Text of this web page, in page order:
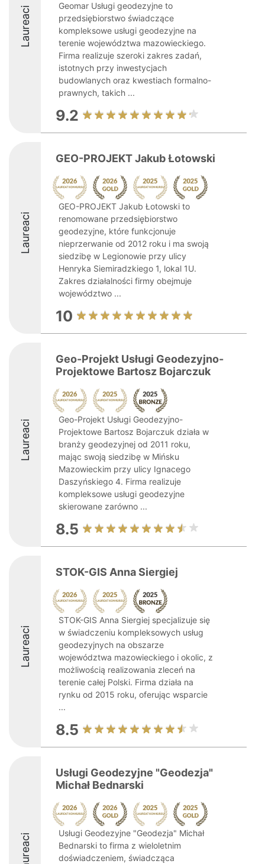
Laureaci
Geomar Usługi geodezyjne to
przedsiębiorstwo świadczące
kompleksowe usługi geodezyjne na
terenie województwa mazowieckiego.
Firma realizuje szeroki zakres zadań,
istotnych przy inwestycjach
budowlanych oraz kwestiach formalno-
prawnych, takich ...
9.2
Laureaci
GEO-PROJEKT Jakub Łotowski
GEO-PROJEKT Jakub Łotowski to
renomowane przedsiębiorstwo
geodezyjne, które funkcjonuje
nieprzerwanie od 2012 roku i ma swoją
siedzibę w Legionowie przy ulicy
Henryka Siemiradzkiego 1, lokal 1U.
Zakres działalności firmy obejmuje
województwo ...
10
Laureaci
Geo-Projekt Usługi Geodezyjno-
Projektowe Bartosz Bojarczuk
Geo-Projekt Usługi Geodezyjno-
Projektowe Bartosz Bojarczuk działa w
branży geodezyjnej od 2011 roku,
mając swoją siedzibę w Mińsku
Mazowieckim przy ulicy Ignacego
Daszyńskiego 4. Firma realizuje
kompleksowe usługi geodezyjne
skierowane zarówno ...
8.5
Laureaci
STOK-GIS Anna Siergiej
STOK-GIS Anna Siergiej specjalizuje się
w świadczeniu kompleksowych usług
geodezyjnych na obszarze
województwa mazowieckiego i okolic, z
możliwością realizowania zleceń na
terenie całej Polski. Firma działa na
rynku od 2015 roku, oferując wsparcie
...
8.5
Laureaci
Usługi Geodezyjne "Geodezja"
Michał Bednarski
Usługi Geodezyjne "Geodezja" Michał
Bednarski to firma z wieloletnim
doświadczeniem, świadcząca